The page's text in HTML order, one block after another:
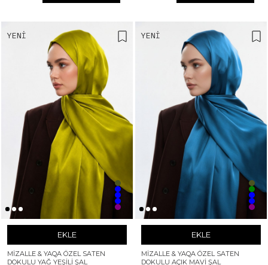
YENI
EKLE
MIZALLE & YAQA ÖZEL SATEN
DOKULU YAĞ YEŞILI ŞAL
YENI
EKLE
MIZALLE & YAQA ÖZEL SATEN
DOKULU AÇIK MAVI ŞAL